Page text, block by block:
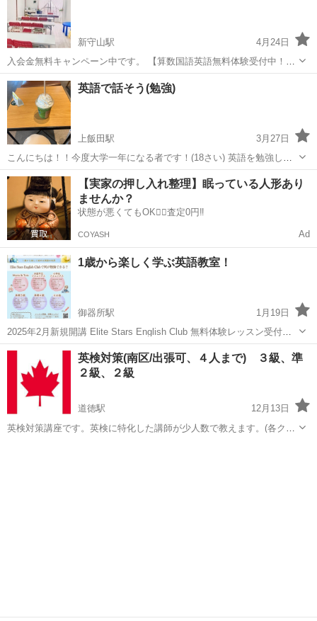
新守山駅
4月24日
入会金無料キャンペーン中です。 【算数国語英語無料体験受付中！】
理科社会の対象は小学5年生から中学3年生まで 通常クラスにプラスし
てご受講いただけます。 通常クラス分＋4840円です。理科社会セット
通常クラスの無料体...
愛知 名古屋市 新守山駅 英語/基礎英語
英語で話そう(勉強)
上飯田駅
3月27日
こんにちは！！今度大学一年になる者です！(18さい) 英語を勉強して
います 今度、4月12日(土)に 【名古屋市北区のスターバックス(そよら
上飯田店)】(時間:13時〜14時) で英会話の集まりを開こうと思いま
す！！スター...
愛知 名古屋市 上飯田駅 英語/基礎英語
【実家の押し入れ整理】眠っている人形あり
ませんか？
状態が悪くてもOK🙆‍♀️査定0円‼️
COYASH Ad
1歳から楽しく学ぶ英語教室！
御器所駅
1月19日
2025年2月新規開講 Elite Stars English Club 無料体験レッスン受付
中！ 2/7までのお申し込みで 入学金無料！ 初回3ヶ月お月謝無料！ 今
すぐお申し込みを！ 🎶音楽で英語リズ...
愛知 名古屋市 御器所駅 英語/基礎英語
英検対策(南区/出張可、４人まで) ３級、準
２級、２級
道徳駅
12月13日
英検対策講座です。英検に特化した講師が少人数で教えます。(各クラ